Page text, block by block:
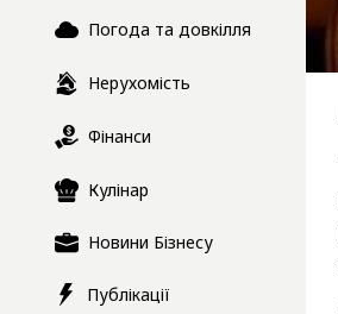
Погода та довкілля
Нерухомість
Фінанси
Кулінар
Новини Бізнесу
Публікації